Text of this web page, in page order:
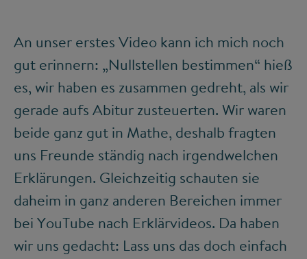
An unser erstes Video kann ich mich noch
gut erinnern: „Nullstellen bestimmen“ hieß
es, wir haben es zusammen gedreht, als wir
gerade aufs Abitur zusteuerten. Wir waren
beide ganz gut in Mathe, deshalb fragten
uns Freunde ständig nach irgendwelchen
Erklärungen. Gleichzeitig schauten sie
daheim in ganz anderen Bereichen immer
bei YouTube nach Erklärvideos. Da haben
wir uns gedacht: Lass uns das doch einfach